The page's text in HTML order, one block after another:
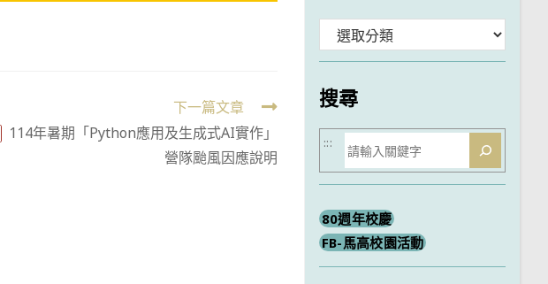
下一篇文章
114年暑期「Python應用及生成式AI實作」
營隊颱風因應說明
類
搜尋
搜
尋
:::
80週年校慶
FB-馬高校園活動